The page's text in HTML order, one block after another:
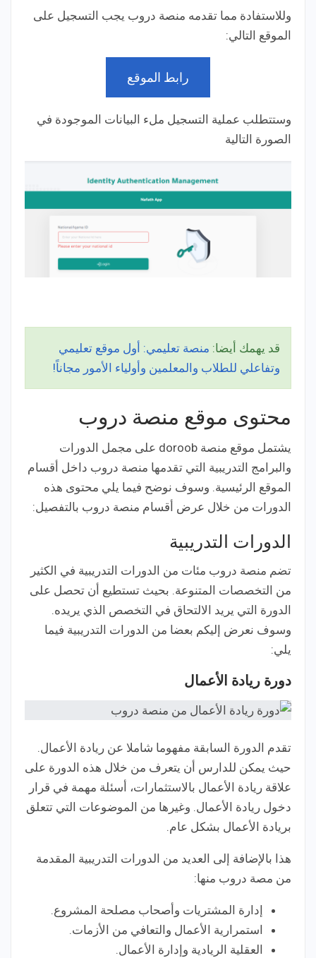
وللاستفادة مما تقدمه منصة دروب يجب التسجيل على
الموقع التالي:
رابط الموقع
وستتطلب عملية التسجيل ملء البيانات الموجودة في
الصورة التالية
قد يهمك أيضا: منصة تعليمي: أول موقع تعليمي
وتفاعلي للطلاب والمعلمين وأولياء الأمور مجاناً!
محتوى موقع منصة دروب
يشتمل موقع منصة doroob على مجمل الدورات
والبرامج التدريبية التي تقدمها منصة دروب داخل أقسام
الموقع الرئيسية. وسوف نوضح فيما يلي محتوى هذه
الدورات من خلال عرض أقسام منصة دروب بالتفصيل:
الدورات التدريبية
تضم منصة دروب مئات من الدورات التدريبية في الكثير
من التخصصات المتنوعة. بحيث تستطيع أن تحصل على
الدورة التي يريد الالتحاق في التخصص الذي يريده.
وسوف نعرض إليكم بعضا من الدورات التدريبية فيما
يلي:
دورة ريادة الأعمال
تقدم الدورة السابقة مفهوما شاملا عن ريادة الأعمال.
حيث يمكن للدارس أن يتعرف من خلال هذه الدورة على
علاقة ريادة الأعمال بالاستثمارات، أسئلة مهمة في قرار
دخول ريادة الأعمال. وغيرها من الموضوعات التي تتعلق
بريادة الأعمال بشكل عام.
هذا بالإضافة إلى العديد من الدورات التدريبية المقدمة
من مصة دروب منها:
إدارة المشتريات وأصحاب مصلحة المشروع.
استمرارية الأعمال والتعافي من الأزمات.
العقلية الريادية وإدارة الأعمال.